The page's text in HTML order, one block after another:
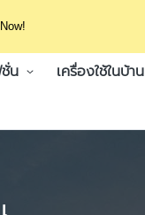
น เครื่องใช้ในบ้าน